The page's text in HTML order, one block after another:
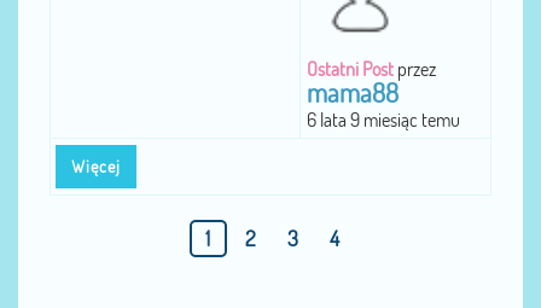
Więcej
Ostatni Post przez
mama88
6 lata 9 miesiąc temu
1 2 3 4